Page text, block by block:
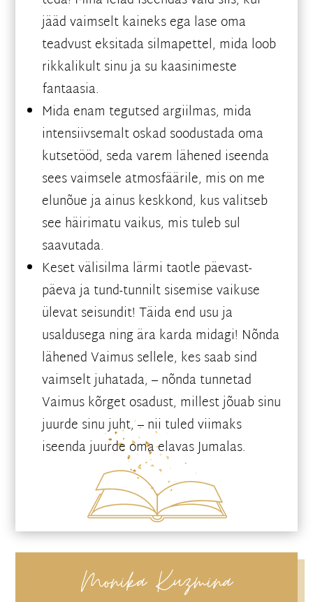
jääd vaimselt kaineks ega lase oma
teadvust eksitada silmapettel, mida loob
rikkalikult sinu ja su kaasinimeste
fantaasia.
Mida enam tegutsed argiilmas, mida
intensiivsemalt oskad soodustada oma
kutsetööd, seda varem lähened iseenda
sees vaimsele atmosfäärile, mis on me
elunõue ja ainus keskkond, kus valitseb
see häirimatu vaikus, mis tuleb sul
saavutada.
Keset välisilma lärmi taotle päevast-
päeva ja tund-tunnilt sisemise vaikuse
ülevat seisundit! Täida end usu ja
usaldusega ning ära karda midagi! Nõnda
lähened Vaimus sellele, kes saab sind
vaimselt juhatada, – nõnda tunnetad
Vaimus kõrget osadust, millest jõuab sinu
juurde sinu juht, – nii tuled viimaks
iseenda juurde oma elavas Jumalas.
Monika Kuzmina